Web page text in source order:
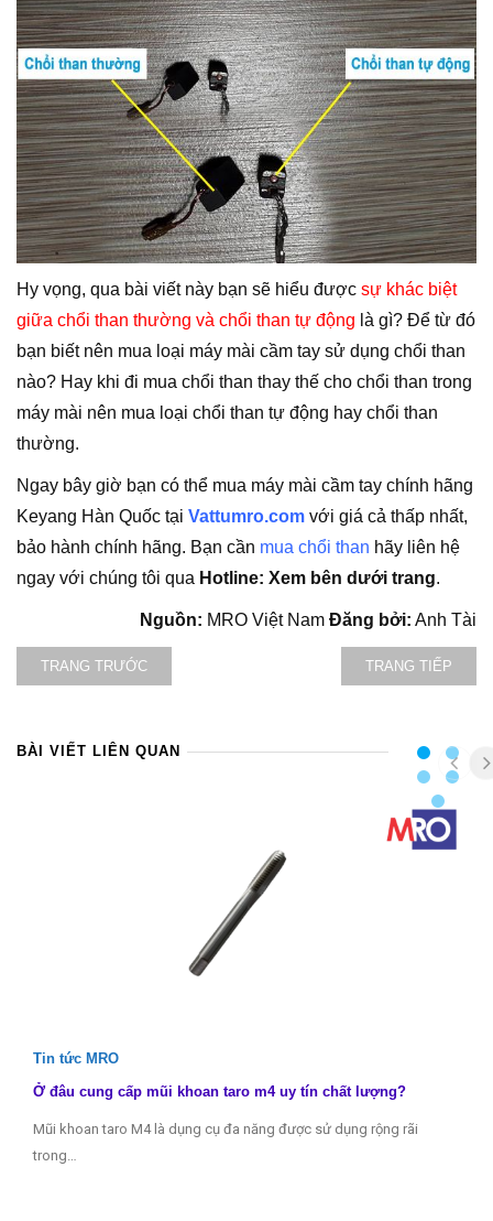
Hy vọng, qua bài viết này bạn sẽ hiểu được sự khác biệt
giữa chổi than thường và chổi than tự động là gì? Để từ đó
bạn biết nên mua loại máy mài cầm tay sử dụng chổi than
nào? Hay khi đi mua chổi than thay thế cho chổi than trong
máy mài nên mua loại chổi than tự động hay chổi than
thường.
Ngay bây giờ bạn có thể mua máy mài cầm tay chính hãng
Keyang Hàn Quốc tại Vattumro.com với giá cả thấp nhất,
bảo hành chính hãng. Bạn cần mua chổi than hãy liên hệ
ngay với chúng tôi qua Hotline: Xem bên dưới trang.
Nguồn: MRO Việt Nam Đăng bởi: Anh Tài
TRANG TRƯỚC TRANG TIẾP
BÀI VIẾT LIÊN QUAN
Tin tức MRO
Ở đâu cung cấp mũi khoan taro m4 uy tín chất lượng?
Mũi khoan taro M4 là dụng cụ đa năng được sử dụng rộng rãi
trong…